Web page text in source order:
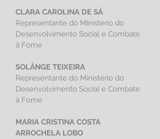
CLARA CAROLINA DE SÁ
Representante do Ministério do
Desenvolvimento Social e Combate
à Fome
SOLÂNGE TEIXEIRA
Representante do Ministério do
Desenvolvimento Social e Combate
à Fome
MARIA CRISTINA COSTA
ARROCHELA LOBO